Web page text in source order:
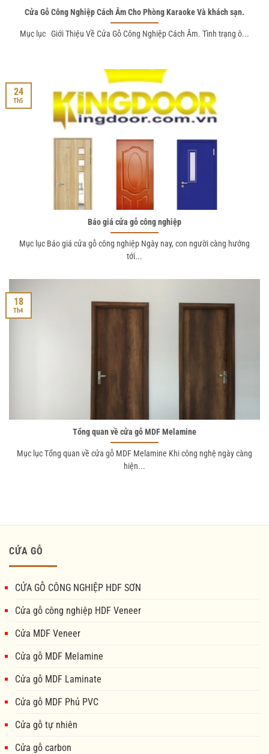
Cửa Gỗ Công Nghiệp Cách Âm Cho Phòng Karaoke Và khách sạn.
Mục lục Giới Thiệu Về Cửa Gỗ Công Nghiệp Cách Âm. Tình trạng ô...
Báo giá cửa gỗ công nghiệp
Mục lục Báo giá cửa gỗ công nghiệp Ngày nay, con người càng hướng
tới...
24
Th5
Tổng quan về cửa gỗ MDF Melamine
Mục lục Tổng quan về cửa gỗ MDF Melamine Khi công nghệ ngày càng
hiện...
18
Th4
CỬA GỖ
CỬA GỖ CÔNG NGHIỆP HDF SƠN
Cửa gỗ công nghiệp HDF Veneer
Cửa MDF Veneer
Cửa gỗ MDF Melamine
Cửa gỗ MDF Laminate
Cửa gỗ MDF Phủ PVC
Cửa gỗ tự nhiên
Cửa gỗ carbon